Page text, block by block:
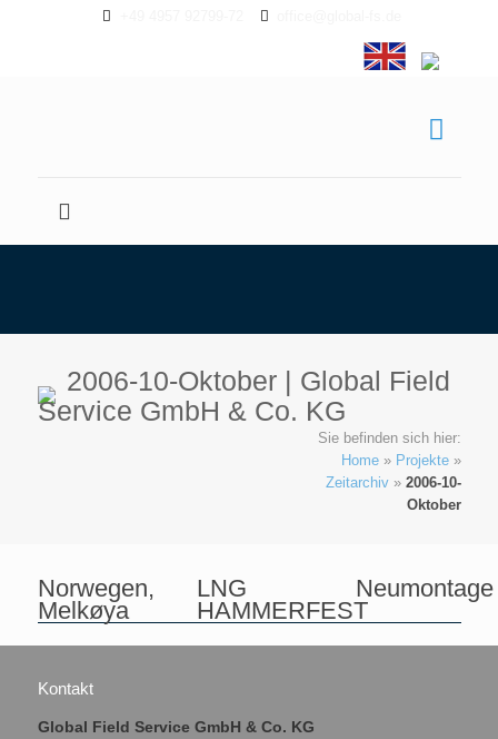
2006-10-Oktober | Global Field
Service GmbH & Co. KG
Sie befinden sich hier:
Home» Projekte»
Zeitarchiv» 2006-10-
Oktober
Norwegen,
Melkøya
LNG
HAMMERFEST
Neumontage
Kontakt
Global Field Service GmbH & Co. KG